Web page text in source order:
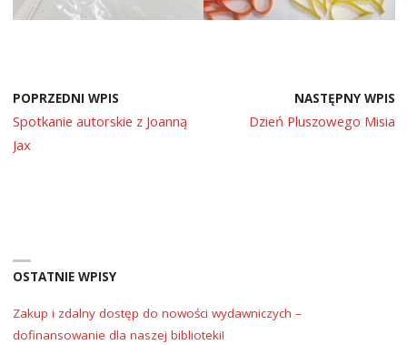
POPRZEDNI WPIS
Spotkanie autorskie z Joanną
Jax
NASTĘPNY WPIS
Dzień Pluszowego Misia
OSTATNIE WPISY
Zakup i zdalny dostęp do nowości wydawniczych –
dofinansowanie dla naszej biblioteki!